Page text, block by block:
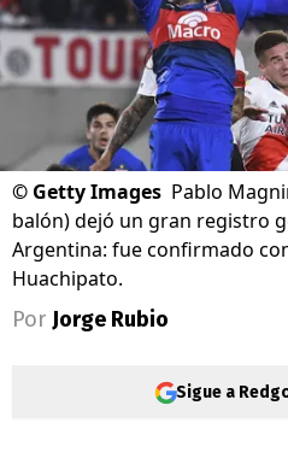
© Getty Images Pablo
balón) dejó un gran registro
Argentina: fue confirmado
Huachipato.
Por Jorge Rubio
Sigue a